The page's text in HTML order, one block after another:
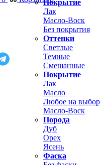
Покрытие
Лак
Масло-Воск
Без покрытия
Оттенки
Светлые
Темные
Смешанные
Покрытие
Лак
Масло
Любое на выбор
Масло-Воск
Порода
Дуб
Орех
Ясень
Фаска